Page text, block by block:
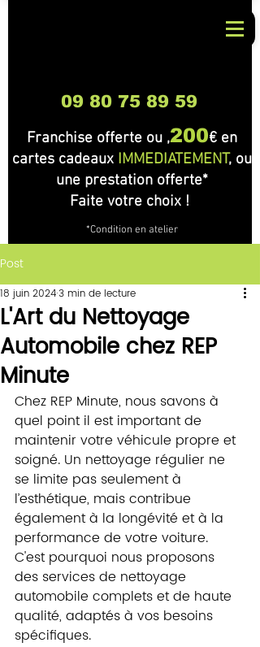
09 80 75 89 59
Franchise offerte ou ,200€ en
cartes cadeaux IMMEDIATEMENT, ou
une prestation offerte*
Faite votre choix !
*Condition en atelier
Post
L'Art du Nettoyage
Automobile chez REP
Minute
18 juin 20243 min de lecture
Chez REP Minute, nous savons à
quel point il est important de
maintenir votre véhicule propre et
soigné. Un nettoyage régulier ne
se limite pas seulement à
l’esthétique, mais contribue
également à la longévité et à la
performance de votre voiture.
C'est pourquoi nous proposons
des services de nettoyage
automobile complets et de haute
qualité, adaptés à vos besoins
spécifiques.